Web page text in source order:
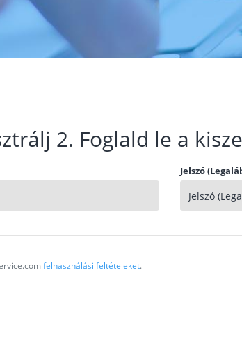
2. Foglald le a
Jelszó
felhasználási feltételeket.